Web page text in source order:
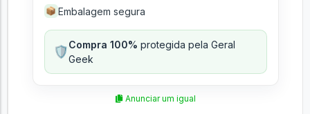
📦 Embalagem segura
🛡️Compra 100% protegida pela Geral
Geek
Anunciar um igual